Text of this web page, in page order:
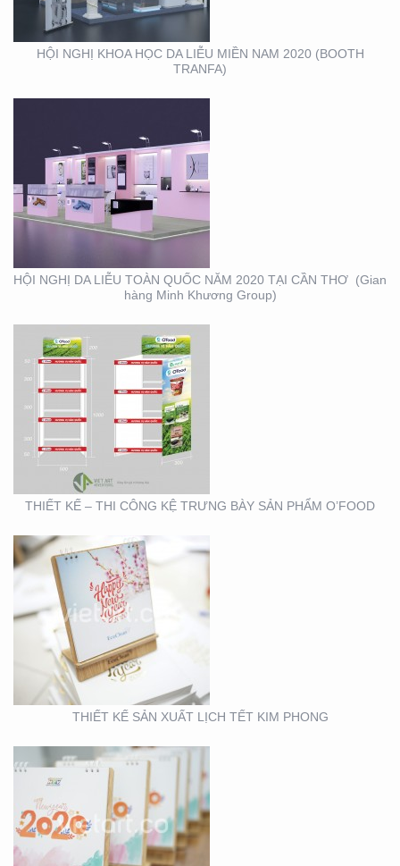
HỘI NGHỊ KHOA HỌC DA LIỄU MIỀN NAM 2020 (BOOTH
TRANFA)
HÀNG MINH KHƯƠNG
GROUP)
HỘI NGHỊ DA LIỄU TOÀN QUỐC NĂM 2020 TẠI CẦN THƠ (Gian
hàng Minh Khương Group)
THIẾT KẾ – THI CÔNG
KỆ TRƯNG BÀY SẢN
PHẨM O’FOOD
THIẾT KẾ – THI CÔNG KỆ TRƯNG BÀY SẢN PHẨM O’FOOD
THIẾT KẾ SẢN XUẤT
LỊCH TẾT KIM PHONG
THIẾT KẾ SẢN XUẤT LỊCH TẾT KIM PHONG
THIẾT KẾ VÀ SẢN XUẤT
LỊCH HTV
THIẾT KẾ VÀ SẢN XUẤT
LỊCH FUBON